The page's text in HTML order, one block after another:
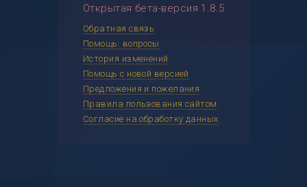
Открытая бета-версия 1.8.5
Обратная связь
Помощь: вопросы
История изменений
Помощь с новой версией
Предложения и пожелания
Правила пользования сайтом
Согласие на обработку данных